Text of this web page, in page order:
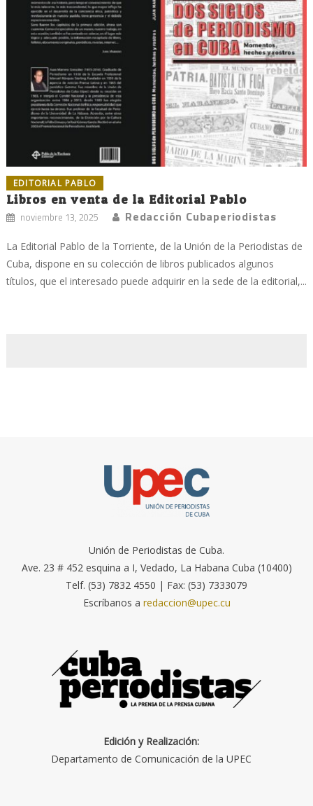
EDITORIAL PABLO
Libros en venta de la Editorial Pablo
noviembre 13, 2025 Redacción Cubaperiodistas
La Editorial Pablo de la Torriente, de la Unión de la Periodistas de
Cuba, dispone en su colección de libros publicados algunos
títulos, que el interesado puede adquirir en la sede de la editorial,...
Unión de Periodistas de Cuba.
Ave. 23 # 452 esquina a I, Vedado, La Habana Cuba (10400)
Telf. (53) 7832 4550 | Fax: (53) 7333079
Escríbanos a redaccion@upec.cu
Edición y Realización:
Departamento de Comunicación de la UPEC